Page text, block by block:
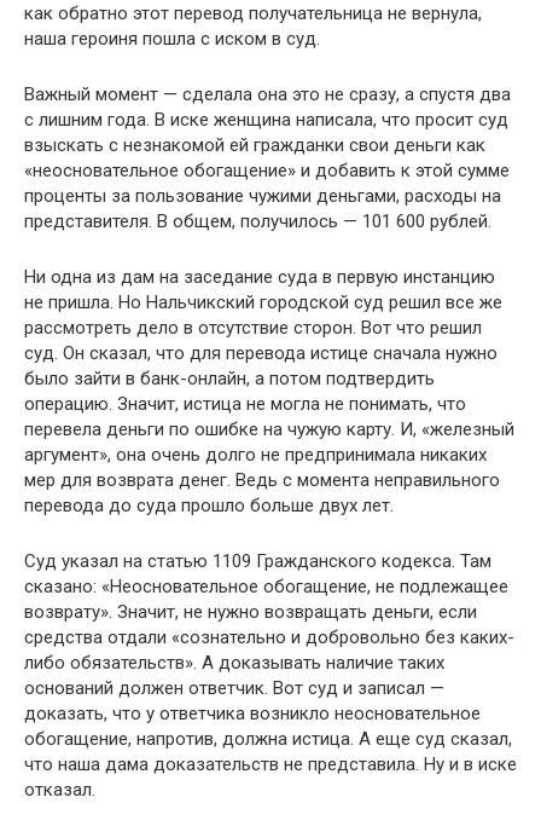
как обратно этот перевод получательница не вернула,
наша героиня пошла с иском в суд.
Важный момент — сделала она это не сразу, а спустя два
с лишним года. В иске женщина написала, что просит суд
взыскать с незнакомой ей гражданки свои деньги как
«неосновательное обогащение» и добавить к этой сумме
проценты за пользование чужими деньгами, расходы на
представителя. В общем, получилось — 101 600 рублей.
Ни одна из дам на заседание суда в первую инстанцию
не пришла. Но Нальчикский городской суд решил все же
рассмотреть дело в отсутствие сторон. Вот что решил
суд. Он сказал, что для перевода истице сначала нужно
было зайти в банк-онлайн, а потом подтвердить
операцию. Значит, истица не могла не понимать, что
перевела деньги по ошибке на чужую карту. И, «железный
аргумент», она очень долго не предпринимала никаких
мер для возврата денег. Ведь с момента неправильного
перевода до суда прошло больше двух лет.
Суд указал на статью 1109 Гражданского кодекса. Там
сказано: «Неосновательное обогащение, не подлежащее
возврату». Значит, не нужно возвращать деньги, если
средства отдали «сознательно и добровольно без каких-
либо обязательств». А доказывать наличие таких
оснований должен ответчик. Вот суд и записал —
доказать, что у ответчика возникло неосновательное
обогащение, напротив, должна истица. А еще суд сказал,
что наша дама доказательств не представила. Ну и в иске
отказал.